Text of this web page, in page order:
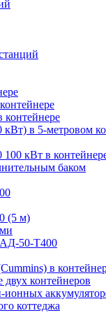
в 5-метровом
кВт в
баком
(5 м)
50-Т400
в
двух контейнеров
коттеджа